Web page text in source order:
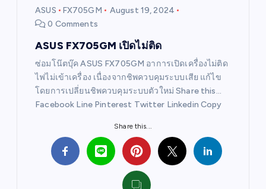
ASUS FX705GM
August 19, 2024
0 Comments
ASUS FX705GM เปิดไม่ติด
ซ่อมโน๊ตบุ๊ค ASUS FX705GM อาการเปิดเครื่องไม่ติด
ไฟไม่เข้าเครื่อง เนื่องจากชิพควบคุมระบบเสีย แก้ไข
โดยการเปลี่ยนชิพควบคุมระบบตัวใหม่ Share this…
Facebook Line Pinterest Twitter Linkedin Copy
Share this...